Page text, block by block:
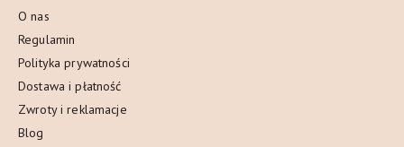
O nas
Regulamin
Polityka prywatności
Dostawa i płatność
Zwroty i reklamacje
Blog